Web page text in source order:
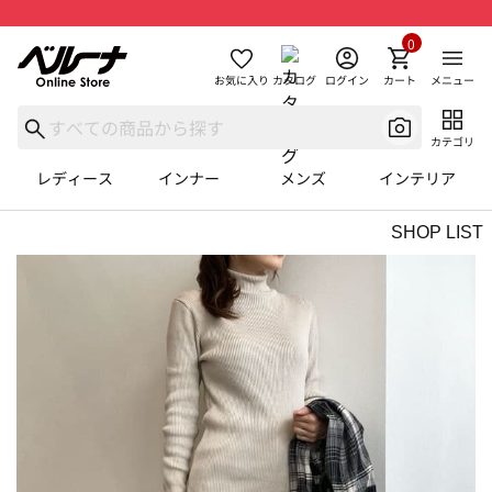
お気に入り カタログ ログイン カート
0
メニュー
カテゴリ
レディース インナー メンズ インテリア
SHOP LIST